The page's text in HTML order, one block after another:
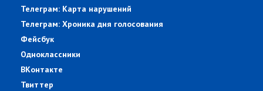
Телеграм: Карта нарушений
Телеграм: Хроника дня голосования
Фейсбук
Одноклассники
ВКонтакте
Твиттер